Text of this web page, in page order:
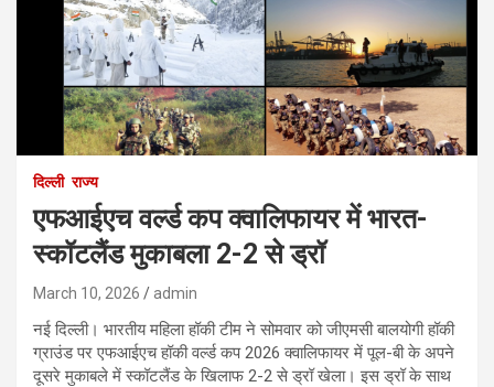
दिल्ली राज्य
एफआईएच वर्ल्ड कप क्वालिफायर में भारत-
स्कॉटलैंड मुकाबला 2-2 से ड्रॉ
March 10, 2026 admin
नई दिल्ली। भारतीय महिला हॉकी टीम ने सोमवार को जीएमसी बालयोगी हॉकी
ग्राउंड पर एफआईएच हॉकी वर्ल्ड कप 2026 क्वालिफायर में पूल-बी के अपने
दूसरे मुकाबले में स्कॉटलैंड के खिलाफ 2-2 से ड्रॉ खेला। इस ड्रॉ के साथ